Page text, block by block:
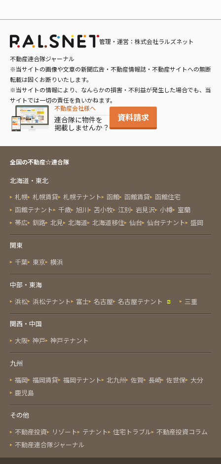
デザイナーズ
追い炊き風呂
管理・運営：株式会社ラルズネット
不動産連合隊ジャーナル
※当サイトの画像や文章の新聞広告・不動産情報誌・不動産サイトへの無断
転載は固くお断りいたします。
※当サイトの情報により、なんらかの損害・不利益が発生した場合でも、当
サイトでは一切の責任を負いかねます。
不動産会社様へ
連合隊に物件を
掲載しませんか？
資料請求
全国の不動産☆連合隊
北海道・東北
札幌 札幌賃貸 札幌テナント 函館 函館賃貸 函館住宅
函館テナント
千歳 旭川 苫小牧 江別 岩見沢 小樽 室蘭
帯広 釧路 北見 北海道 北海道移住 仙台 仙台テナント 盛岡
関東
千葉 東京 横浜
中部・東海
浜松 浜松テナント 富士 名古屋 名古屋テナント 三重
関西・中国
大阪 神戸 神戸テナント
九州
福岡 福岡賃貸 福岡テナント 北九州 佐賀 長崎 佐世保 大分
鹿児島
その他
不動産投資
リゾート テナント 住宅トラブル
不動産投資コラム
不動産連合隊ジャーナル